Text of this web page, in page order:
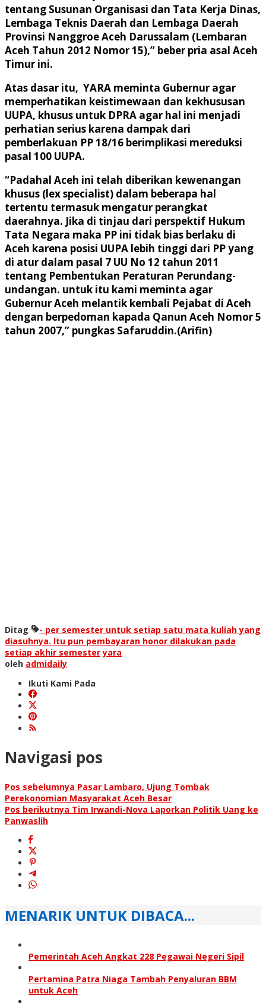
tentang Susunan Organisasi dan Tata Kerja Dinas,
Lembaga Teknis Daerah dan Lembaga Daerah
Provinsi Nanggroe Aceh Darussalam (Lembaran
Aceh Tahun 2012 Nomor 15),” beber pria asal Aceh
Timur ini.
Atas dasar itu, YARA meminta Gubernur agar
memperhatikan keistimewaan dan kekhususan
UUPA, khusus untuk DPRA agar hal ini menjadi
perhatian serius karena dampak dari
pemberlakuan PP 18/16 berimplikasi mereduksi
pasal 100 UUPA.
“Padahal Aceh ini telah diberikan kewenangan
khusus (lex specialist) dalam beberapa hal
tertentu termasuk mengatur perangkat
daerahnya. Jika di tinjau dari perspektif Hukum
Tata Negara maka PP ini tidak bias berlaku di
Aceh karena posisi UUPA lebih tinggi dari PP yang
di atur dalam pasal 7 UU No 12 tahun 2011
tentang Pembentukan Peraturan Perundang-
undangan. untuk itu kami meminta agar
Gubernur Aceh melantik kembali Pejabat di Aceh
dengan berpedoman kapada Qanun Aceh Nomor 5
tahun 2007,” pungkas Safaruddin.(Arifin)
Ditag
- per semester untuk setiap satu mata kuliah yang
diasuhnya. Itu pun pembayaran honor dilakukan pada
setiap akhir semester yara
oleh admidaily
Ikuti Kami Pada
Navigasi pos
Pos sebelumnya Pasar Lambaro, Ujung Tombak
Perekonomian Masyarakat Aceh Besar
Pos berikutnya Tim Irwandi-Nova Laporkan Politik Uang ke
Panwaslih
MENARIK UNTUK DIBACA...
Pemerintah Aceh Angkat 228 Pegawai Negeri Sipil
Pertamina Patra Niaga Tambah Penyaluran BBM
untuk Aceh